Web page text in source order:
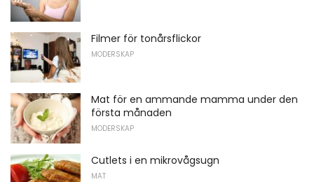
Filmer för tonårsflickor
MODERSKAP
Mat för en ammande mamma under den
första månaden
MODERSKAP
Cutlets i en mikrovågsugn
MAT